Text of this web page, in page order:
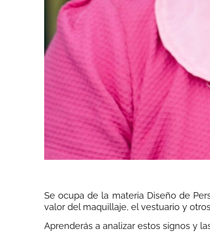
Se ocupa de la materia Diseño de
valor del maquillaje, el vestuario y
Aprenderás a analizar estos signos y